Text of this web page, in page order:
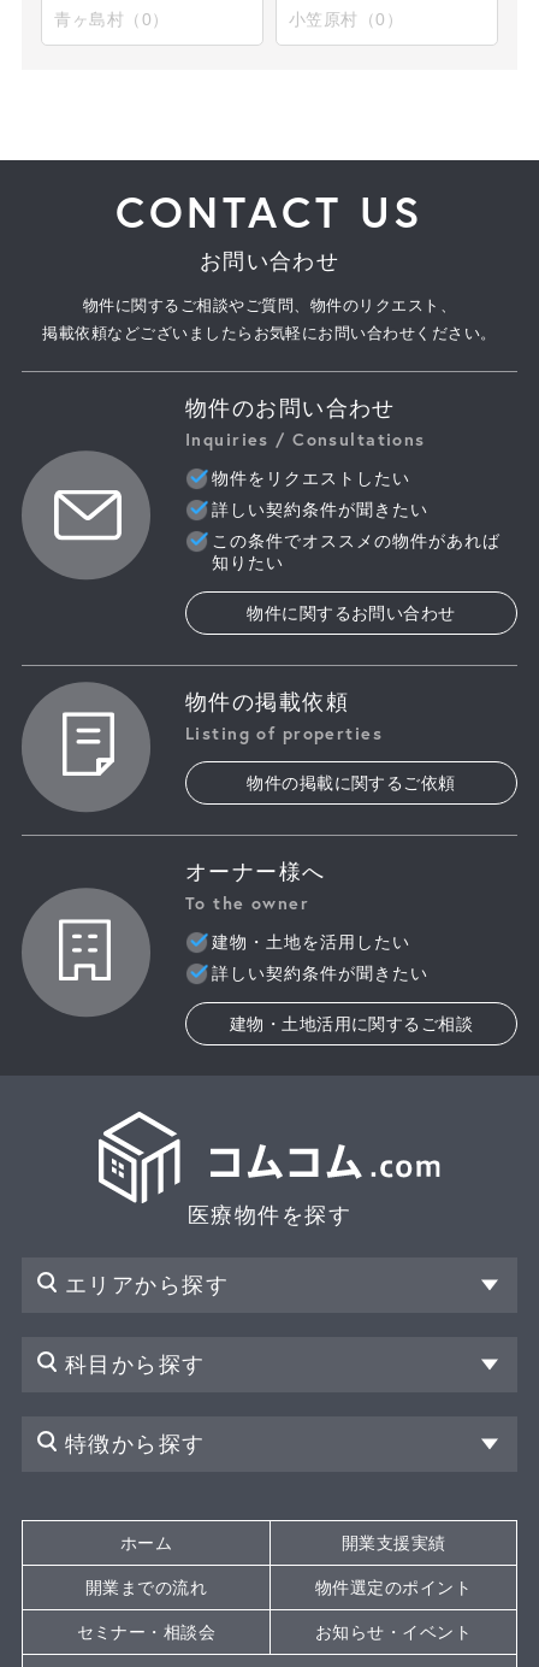
青ヶ島村（0） 小笠原村（0）
CONTACT US
お問い合わせ
物件に関するご相談やご質問、物件のリクエスト、
掲載依頼などございましたらお気軽にお問い合わせください。
物件のお問い合わせ
Inquiries / Consultations
物件をリクエストしたい
詳しい契約条件が聞きたい
この条件でオススメの物件があれば
知りたい
物件に関するお問い合わせ
物件の掲載依頼
Listing of properties
物件の掲載に関するご依頼
オーナー様へ
To the owner
建物・土地を活用したい
詳しい契約条件が聞きたい
建物・土地活用に関するご相談
医療物件を探す
エリアから探す
科目から探す
特徴から探す
ホーム 開業支援実績
開業までの流れ 物件選定のポイント
セミナー・相談会 お知らせ・イベント